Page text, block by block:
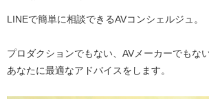
LINEで簡単に相談できるAVコンシェルジュ。
プロダクションでもない、AVメーカーでもな
あなたに最適なアドバイスをします。